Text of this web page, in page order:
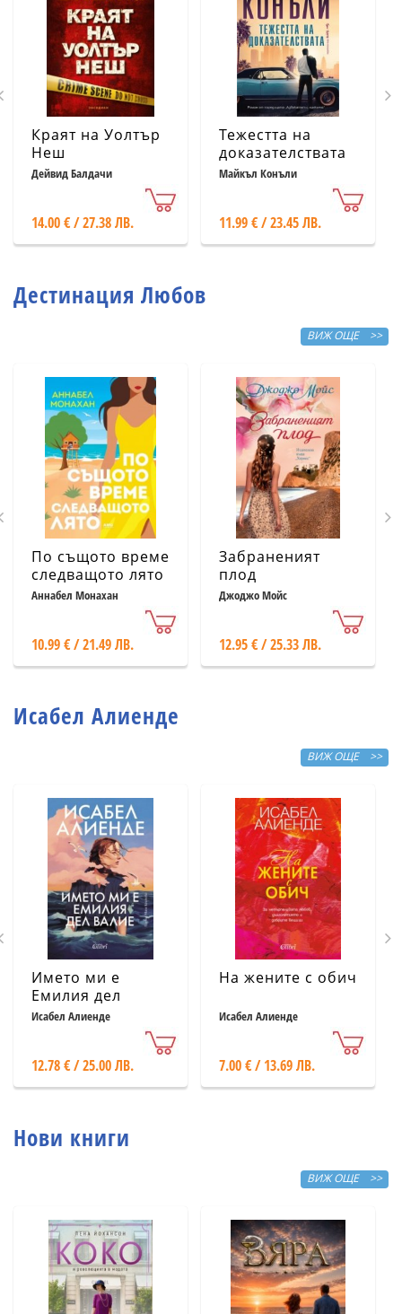
Краят на Уолтър
Неш
Дейвид Балдачи
14.00 € / 27.38 ЛВ.
Тежестта на
доказателствата
Майкъл Конъли
11.99 € / 23.45 ЛВ.
Дестинация Любов
ВИЖ ОЩЕ >>
По същото време
следващото лято
Аннабел Монахан
10.99 € / 21.49 ЛВ.
Забраненият
плод
Джоджо Мойс
12.95 € / 25.33 ЛВ.
Исабел Алиенде
ВИЖ ОЩЕ >>
Името ми е
Емилия дел
Валие
Исабел Алиенде
12.78 € / 25.00 ЛВ.
На жените с обич
Исабел Алиенде
7.00 € / 13.69 ЛВ.
Нови книги
ВИЖ ОЩЕ >>